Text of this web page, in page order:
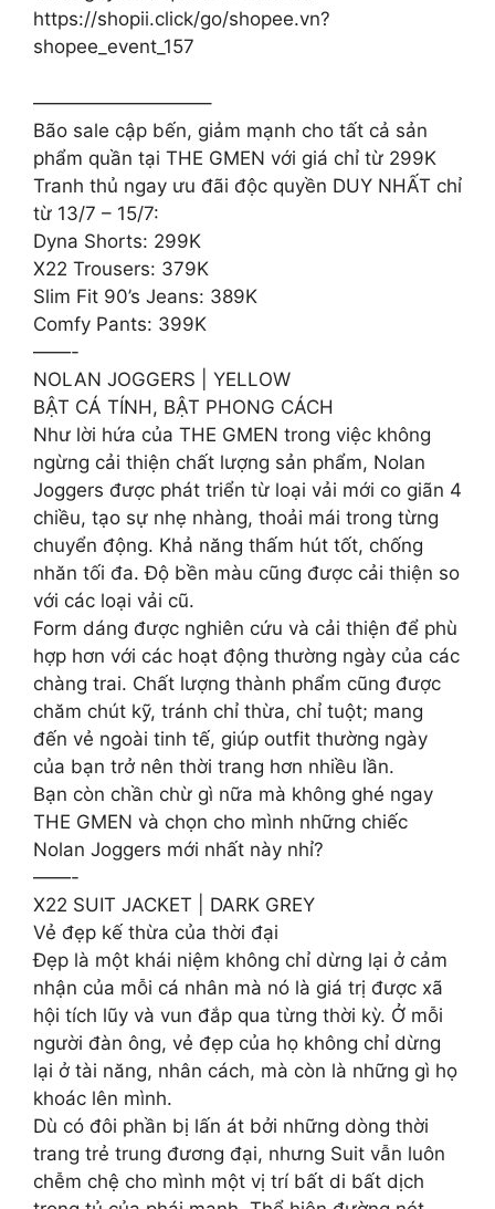
https://shopii.click/go/shopee.vn?
shopee_event_157
————————‌—–
Bão sale cập bến, giảm mạnh cho tất cả sản
phẩm quần tại THE GMEN với giá chỉ từ 299K
Tranh thủ ngay ưu đãi độc quyền DUY NHẤT chỉ
từ 13/7 – 15/7:
Dyna Shorts: 299K
X22 Trousers: 379K
Slim Fit 90’s Jeans: 389K
Comfy Pants: 399K
——-
NOLAN JOGGERS | YELLOW
BẬT CÁ TÍNH, BẬT PHONG CÁCH
Như lời hứa của THE GMEN trong việc không
ngừng cải thiện chất lượng sản phẩm, Nolan
Joggers được phát triển từ loại vải mới co giãn 4
chiều, tạo sự nhẹ nhàng, thoải mái trong từng
chuyển động. Khả năng thấm hút tốt, chống
nhăn tối đa. Độ bền màu cũng được cải thiện so
với các loại vải cũ.
Form dáng được nghiên cứu và cải thiện để phù
hợp hơn với các hoạt động thường ngày của các
chàng trai. Chất lượng thành phẩm cũng được
chăm chút kỹ, tránh chỉ thừa, chỉ tuột; mang
đến vẻ ngoài tinh tế, giúp outfit thường ngày
của bạn trở nên thời trang hơn nhiều lần.
Bạn còn chần chừ gì nữa mà không ghé ngay
THE GMEN và chọn cho mình những chiếc
Nolan Joggers mới nhất này nhỉ?
——-
X22 SUIT JACKET | DARK GREY
Vẻ đẹp kế thừa của thời đại
Đẹp là một khái niệm không chỉ dừng lại ở cảm
nhận của mỗi cá nhân mà nó là giá trị được xã
hội tích lũy và vun đắp qua từng thời kỳ. Ở mỗi
người đàn ông, vẻ đẹp của họ không chỉ dừng
lại ở tài năng, nhân cách, mà còn là những gì họ
khoác lên mình.
Dù có đôi phần bị lấn át bởi những dòng thời
trang trẻ trung đương đại, nhưng Suit vẫn luôn
chễm chệ cho mình một vị trí bất di bất dịch